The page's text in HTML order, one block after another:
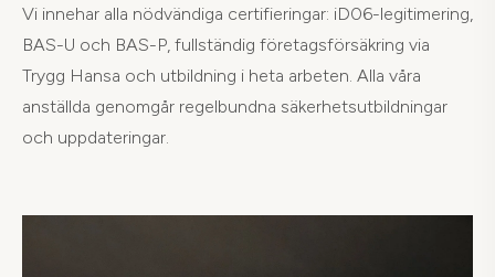
Vi innehar alla nödvändiga certifieringar: iD06-legitimering,
BAS-U och BAS-P, fullständig företagsförsäkring via
Trygg Hansa och utbildning i heta arbeten. Alla våra
anställda genomgår regelbundna säkerhetsutbildningar
och uppdateringar.